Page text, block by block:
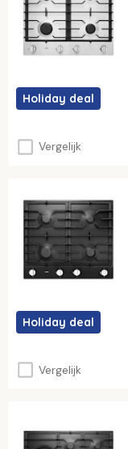
Holiday deal
Vergelijk
Holiday deal
Vergelijk